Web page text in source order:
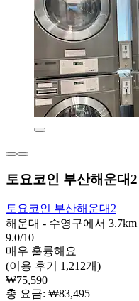
토요코인 부산해운대2
토요코인 부산해운대2
해운대 - 수영구에서 3.7km
9.0/10
매우 훌륭해요
(이용 후기 1,212개)
₩75,590
총 요금: ₩83,495